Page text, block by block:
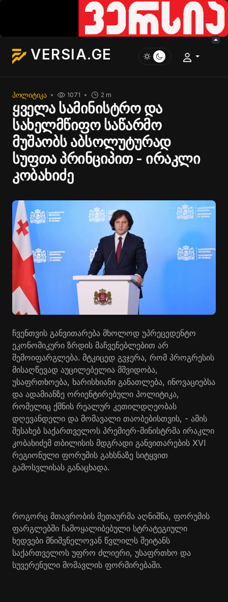
VERSIA.GE
ᲞᲝᲚᲘᲢᲘᲙᲐ 2 m
1071
ყველა სამინისტრო და
სახელმწიფო საწარმო
მუშაობს აბსოლუტურად
სუფთა პრინციპით - ირაკლი
კობახიძე
ჩვენთვის განვითარება მხოლოდ უპრეცედენტო
ეკონომიკური ზრდის მაჩვენებლებით არ
შემოიფარგლება. მტკიცედ გვჯერა, რომ პროგრესის
მისაღწევად აუცილებელია მშვიდობა,
უსაფრთხოება, ხარისხიანი განათლება, ინოვაციებსა
და ადამიანზე ორიენტირებული პოლიტიკა,
რომელიც ქმნის რეალურ კეთილდღეობას
დღევანდელი და მომავალი თაობებისთვის, - ამის
შესახებ საქართველოს პრემიერ-მინისტრმა ირაკლი
კობახიძემ თბილისის მდგრადი განვითარების XVI
რეგიონული ფორუმის გახსნაზე სიტყვით
გამოსვლისას განაცხადა.
როგორც მთავრობის მეთაურმა აღნიშნა, ფორუმის
ფარგლებში ჩამოყალიბებული სტრატეგიული
ხედვები მნიშვნელოვან წვლილს შეიტანს
საქართველოს უფრო ძლიერი, უსაფრთხო და
სუვერენული მომავლის ფორმირებაში.